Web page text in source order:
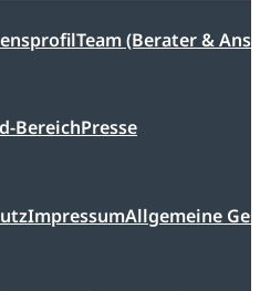
Team (Berater &
BereichPresse
ImpressumAllgemeine